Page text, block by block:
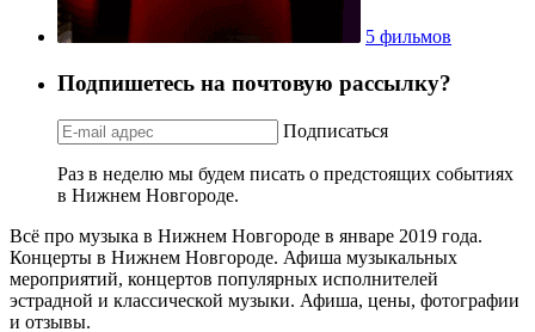
5 фильмов
Подпишетесь на почтовую рассылку?
Подписаться
Раз в неделю мы будем писать о предстоящих событиях
в Нижнем Новгороде.
Всё про музыка в Нижнем Новгороде в январе 2019 года.
Концерты в Нижнем Новгороде. Афиша музыкальных
мероприятий, концертов популярных исполнителей
эстрадной и классической музыки. Афиша, цены, фотографии
и отзывы.